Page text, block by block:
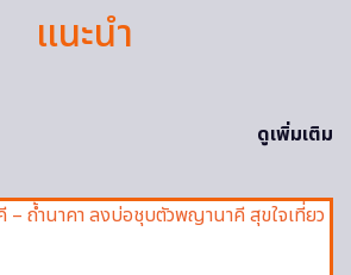
แนะนำ
ดูเพิ่มเติม